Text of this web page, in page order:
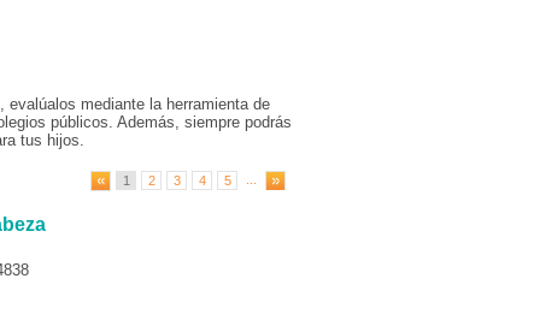
Fracaso escolar
Acoso escolar
Profesores
mediante la herramienta de
públicos. Además, siempre podrás
tus hijos.
1 2 3 4 5